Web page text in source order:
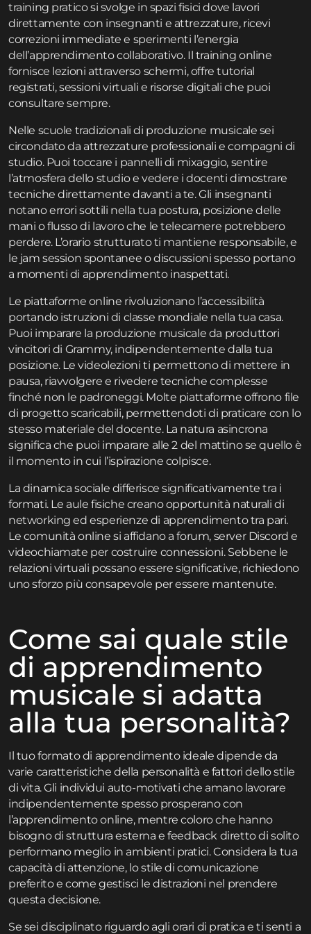
training pratico si svolge in spazi fisici dove lavori
direttamente con insegnanti e attrezzature, ricevi
correzioni immediate e sperimenti l’energia
dell’apprendimento collaborativo. Il training online
fornisce lezioni attraverso schermi, offre tutorial
registrati, sessioni virtuali e risorse digitali che puoi
consultare sempre.
Nelle scuole tradizionali di produzione musicale sei
circondato da attrezzature professionali e compagni di
studio. Puoi toccare i pannelli di mixaggio, sentire
l’atmosfera dello studio e vedere i docenti dimostrare
tecniche direttamente davanti a te. Gli insegnanti
notano errori sottili nella tua postura, posizione delle
mani o flusso di lavoro che le telecamere potrebbero
perdere. L’orario strutturato ti mantiene responsabile, e
le jam session spontanee o discussioni spesso portano
a momenti di apprendimento inaspettati.
Le piattaforme online rivoluzionano l’accessibilità
portando istruzioni di classe mondiale nella tua casa.
Puoi imparare la produzione musicale da produttori
vincitori di Grammy, indipendentemente dalla tua
posizione. Le videolezioni ti permettono di mettere in
pausa, riavvolgere e rivedere tecniche complesse
finché non le padroneggi. Molte piattaforme offrono file
di progetto scaricabili, permettendoti di praticare con lo
stesso materiale del docente. La natura asincrona
significa che puoi imparare alle 2 del mattino se quello è
il momento in cui l’ispirazione colpisce.
La dinamica sociale differisce significativamente tra i
formati. Le aule fisiche creano opportunità naturali di
networking ed esperienze di apprendimento tra pari.
Le comunità online si affidano a forum, server Discord e
videochiamate per costruire connessioni. Sebbene le
relazioni virtuali possano essere significative, richiedono
uno sforzo più consapevole per essere mantenute.
Come sai quale stile
di apprendimento
musicale si adatta
alla tua personalità?
Il tuo formato di apprendimento ideale dipende da
varie caratteristiche della personalità e fattori dello stile
di vita. Gli individui auto-motivati che amano lavorare
indipendentemente spesso prosperano con
l’apprendimento online, mentre coloro che hanno
bisogno di struttura esterna e feedback diretto di solito
performano meglio in ambienti pratici. Considera la tua
capacità di attenzione, lo stile di comunicazione
preferito e come gestisci le distrazioni nel prendere
questa decisione.
Se sei disciplinato riguardo agli orari di pratica e ti senti a